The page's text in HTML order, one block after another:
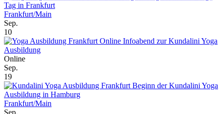
Tag in Frankfurt
Frankfurt/Main
Sep.
10
Online Infoabend zur Kundalini Yoga
Ausbildung
Online
Sep.
19
Beginn der Kundalini Yoga
Ausbildung in Hamburg
Frankfurt/Main